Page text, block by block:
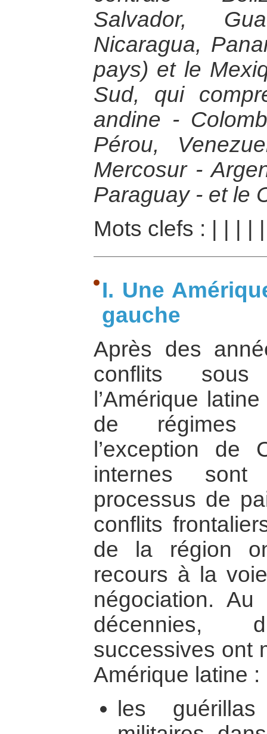
Salvador,
Nicaragua,
pays) et le
Sud, qui
andine -
Pérou,
Mercosur -
Paraguay - et le
Mots clefs :
I. Une
gauche
Après des
conflits sous
l’Amérique
de régimes
l’exception de
internes
processus de
conflits
de la région
recours à la
négociation.
décennies,
successives ont
Amérique latine :
les